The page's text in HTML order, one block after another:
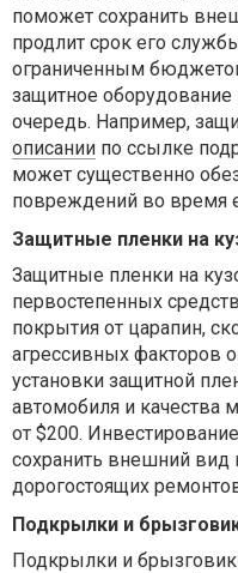
поможет сохранить
продлит срок его
ограниченным
защитное
очередь. Например,
описании по ссылке
может существенно
повреждений во время
Защитные пленки на
Защитные пленки на
первостепенных
покрытия от царапин,
агрессивных факторов
установки защитной
автомобиля и качества
от $200.
сохранить внешний вид
дорогостоящих
Подкрылки и
Подкрылки и